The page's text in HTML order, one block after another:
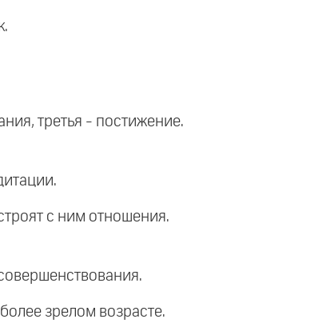
третья - постижение.
с ним отношения.
зрелом возрасте.